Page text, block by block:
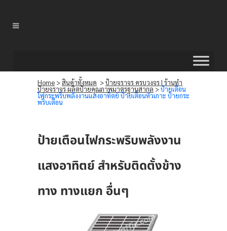
Home >สินค้าทั้งหมด >ป้ายจราจร ครบวงจร | ร้านทำ
ป้ายจราจร ผลิตป้ายคุณภาพมาตรฐานสากล>ป้ายเตือน
ไฟกระพริบพลังงานแสงอาทิตย์ ป้ายเตือนหัวเกาะ ป้ายกระ
พริบเตือน
ป้ายเตือนไฟกระพริบพลังงาน
แสงอาทิตย์ สำหรับติดตั้งข้าง
ทาง ทางแยก อื่นๆ